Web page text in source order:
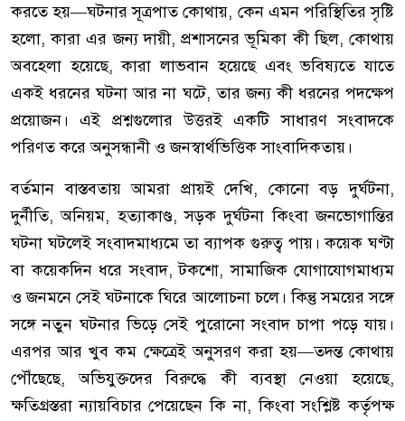
করতে হয়—ঘটনার সূত্রপাত কোথায়, কেন এমন পরিস্থিতির সৃষ্টি
হলো, কারা এর জন্য দায়ী, প্রশাসনের ভূমিকা কী ছিল, কোথায়
অবহেলা হয়েছে, কারা লাভবান হয়েছে এবং ভবিষ্যতে যাতে
একই ধরনের ঘটনা আর না ঘটে, তার জন্য কী ধরনের পদক্ষেপ
প্রয়োজন। এই প্রশ্নগুলোর উত্তরই একটি সাধারণ সংবাদকে
পরিণত করে অনুসন্ধানী ও জনস্বার্থভিত্তিক সাংবাদিকতায়।
বর্তমান বাস্তবতায় আমরা প্রায়ই দেখি, কোনো বড় দুর্ঘটনা,
দুর্নীতি, অনিয়ম, হত্যাকাণ্ড, সড়ক দুর্ঘটনা কিংবা জনভোগান্তির
ঘটনা ঘটলেই সংবাদমাধ্যমে তা ব্যাপক গুরুত্ব পায়। কয়েক ঘণ্টা
বা কয়েকদিন ধরে সংবাদ, টকশো, সামাজিক যোগাযোগমাধ্যম
ও জনমনে সেই ঘটনাকে ঘিরে আলোচনা চলে। কিন্তু সময়ের সঙ্গে
সঙ্গে নতুন ঘটনার ভিড়ে সেই পুরোনো সংবাদ চাপা পড়ে যায়।
এরপর আর খুব কম ক্ষেত্রেই অনুসরণ করা হয়—তদন্ত কোথায়
পৌঁছেছে, অভিযুক্তদের বিরুদ্ধে কী ব্যবস্থা নেওয়া হয়েছে,
ক্ষতিগ্রস্তরা ন্যায়বিচার পেয়েছেন কি না, কিংবা সংশ্লিষ্ট কর্তৃপক্ষ